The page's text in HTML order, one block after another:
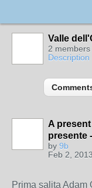
Valle
2 members
Description
A
presente
by 9b
Feb 2, 2013
Prima salita Adam